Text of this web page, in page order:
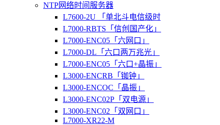
NTP网络时间服务器
L7600-2U 「单北斗电信级时
L7000-RBTS「信创国产化」
L7000-ENC05「六网口」
L7000-DL「六口两万兆光」
L7000-ENC05「六口+晶振」
L3000-ENCRB「铷钟」
L3000-ENCOC「晶振」
L3000-ENC02P「双电源」
L3000-ENC02「双网口」
L7000-XR22-M